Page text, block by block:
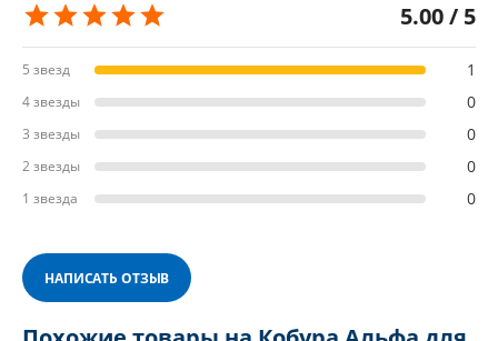
5.00 / 5
5 звезд 1
4 звезды 0
3 звезды 0
2 звезды 0
1 звезда 0
НАПИСАТЬ ОТЗЫВ